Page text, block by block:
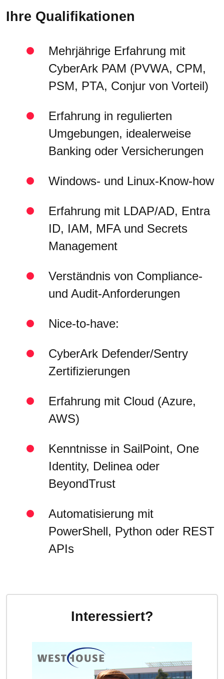
Interessiert?
Ihre Qualifikationen
Mehrjährige Erfahrung mit
CyberArk PAM (PVWA, CPM,
PSM, PTA, Conjur von Vorteil)
Erfahrung in regulierten
Umgebungen, idealerweise
Banking oder Versicherungen
Windows- und Linux-Know-how
Erfahrung mit LDAP/AD, Entra
ID, IAM, MFA und Secrets
Management
Verständnis von Compliance-
und Audit-Anforderungen
Nice-to-have:
CyberArk Defender/Sentry
Zertifizierungen
Erfahrung mit Cloud (Azure,
AWS)
Kenntnisse in SailPoint, One
Identity, Delinea oder
BeyondTrust
Automatisierung mit
PowerShell, Python oder REST
APIs